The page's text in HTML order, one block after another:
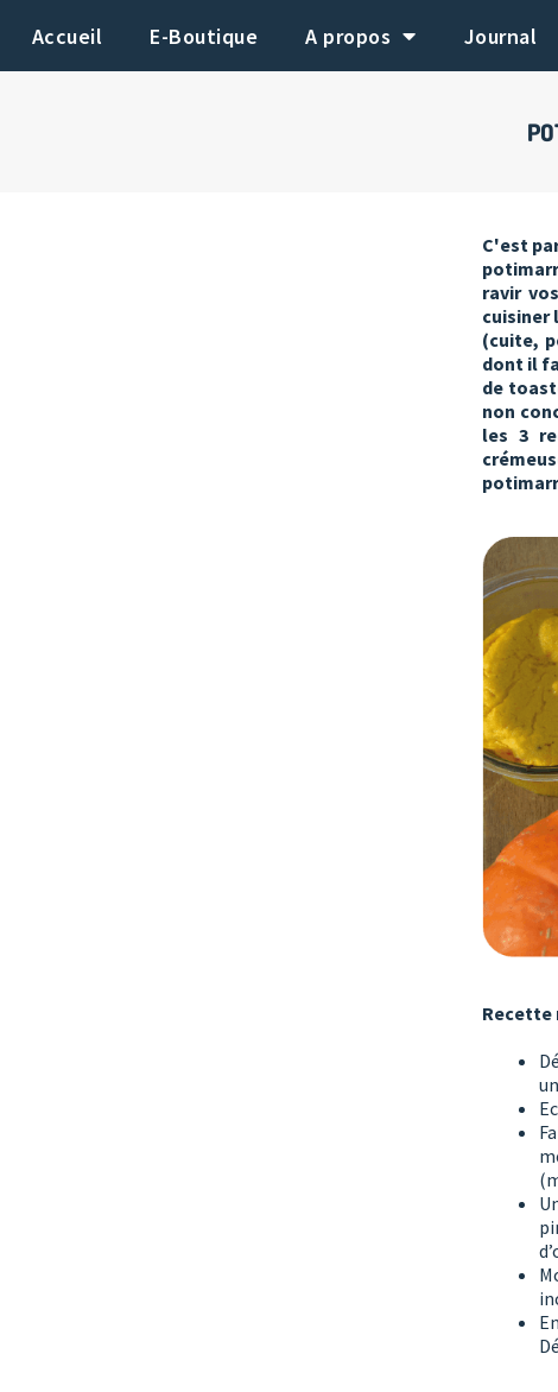
Accueil E-Boutique A propos Journal
C'est
ravir
cuisiner
(cuite,
dont il
de
non
les 3
Recette